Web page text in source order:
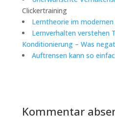
Clickertraining
Lerntheorie im
Lernverhalten verstehen
Konditionierung – Was
Auftrensen kann so
Kommentar